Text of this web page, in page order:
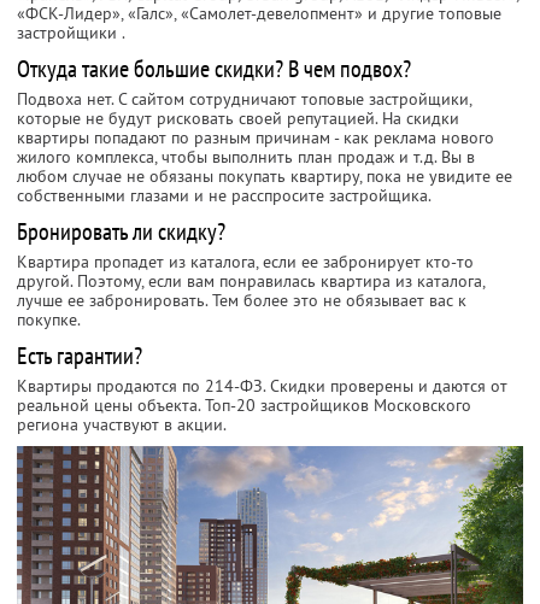
«ФСК-Лидер», «Галс», «Самолет-девелопмент» и другие топовые
застройщики .
Откуда такие большие скидки? В чем подвох?
Подвоха нет. С сайтом сотрудничают топовые застройщики,
которые не будут рисковать своей репутацией. На скидки
квартиры попадают по разным причинам - как реклама нового
жилого комплекса, чтобы выполнить план продаж и т.д. Вы в
любом случае не обязаны покупать квартиру, пока не увидите ее
собственными глазами и не расспросите застройщика.
Бронировать ли скидку?
Квартира пропадет из каталога, если ее забронирует кто-то
другой. Поэтому, если вам понравилась квартира из каталога,
лучше ее забронировать. Тем более это не обязывает вас к
покупке.
Есть гарантии?
Квартиры продаются по 214-ФЗ. Скидки проверены и даются от
реальной цены объекта. Топ-20 застройщиков Московского
региона участвуют в акции.